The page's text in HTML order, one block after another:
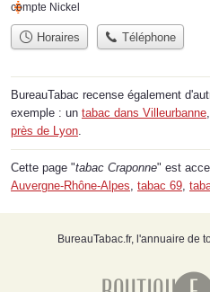
compte Nickel
Horaires Téléphone
BureauTabac recense également
exemple : un tabac dans Villeurbanne
près de Lyon.
Cette page "tabac Craponne" est
Auvergne-Rhône-Alpes, tabac 69,
BureauTabac.fr, l'annuaire de